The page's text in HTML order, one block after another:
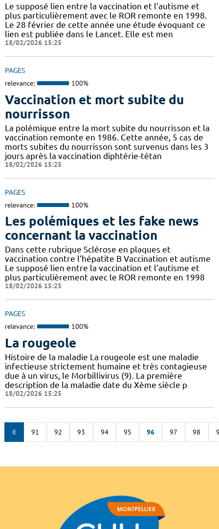
Le supposé lien entre la vaccination et l’autisme et
plus particulièrement avec le ROR remonte en 1998.
Le 28 février de cette année une étude évoquant ce
lien est publiée dans le Lancet. Elle est men
18/02/2026 15:25
PAGES
relevance: 100%
Vaccination et mort subite du
nourrisson
La polémique entre la mort subite du nourrisson et la
vaccination remonte en 1986. Cette année, 5 cas de
morts subites du nourrisson sont survenus dans les 3
jours après la vaccination diphtérie-tétan
18/02/2026 15:25
PAGES
relevance: 100%
Les polémiques et les fake news
concernant la vaccination
Dans cette rubrique Sclérose en plaques et
vaccination contre l'hépatite B Vaccination et autisme
Le supposé lien entre la vaccination et l’autisme et
plus particulièrement avec le ROR remonte en 1998
18/02/2026 15:25
PAGES
relevance: 100%
La rougeole
Histoire de la maladie La rougeole est une maladie
infectieuse strictement humaine et très contagieuse
due à un virus, le Morbillivirus (9). La première
description de la maladie date du Xème siècle p
18/02/2026 15:25
91 92 93 94 95 96 97 98